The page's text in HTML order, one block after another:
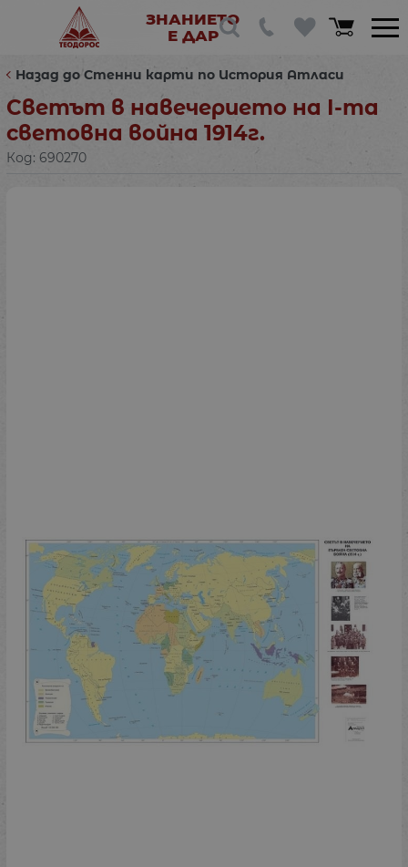
ЗНАНИЕТО
Е ДАР
Назад до Стенни карти по История Атласи
Светът в навечерието на І-та
световна война 1914г.
Код: 690270